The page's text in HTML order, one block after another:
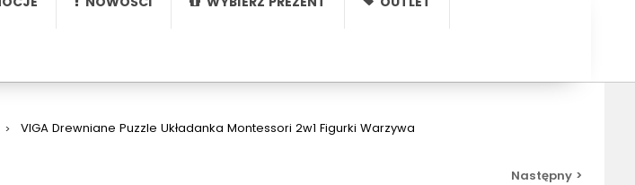
> VIGA Drewniane Puzzle Układanka Montessori 2w1 Figurki Warzywa
Następny >